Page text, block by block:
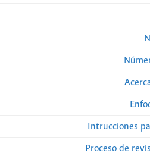
Intrucciones
Proceso de